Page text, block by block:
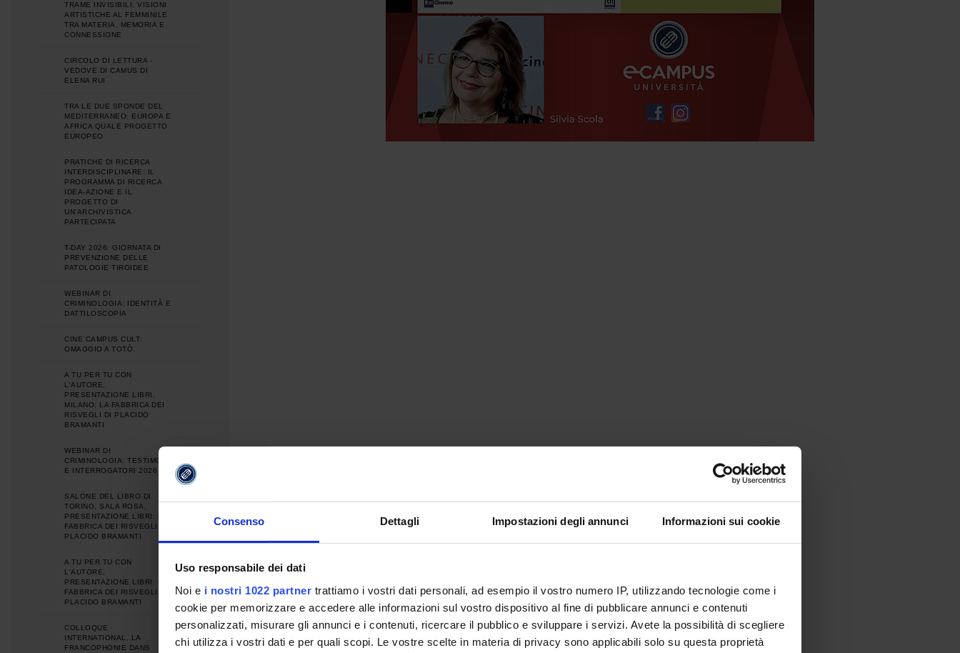
Consenso Dettagli Impostazioni degli annunci Informazioni sui cookie
Uso responsabile dei dati
Noi e i nostri 1022 partner trattiamo i vostri dati personali, ad esempio il vostro numero IP, utilizzando tecnologie come i
cookie per memorizzare e accedere alle informazioni sul vostro dispositivo al fine di pubblicare annunci e contenuti
personalizzati, misurare gli annunci e i contenuti, ricercare il pubblico e sviluppare i servizi. Avete la possibilità di scegliere
chi utilizza i vostri dati e per quali scopi. Le vostre scelte in materia di privacy sono applicabili solo su questa proprietà
TRAME INVISIBILI: VISIONI
ARTISTICHE AL FEMMINILE
TRA MATERIA, MEMORIA E
CONNESSIONE
CIRCOLO DI LETTURA -
VEDOVE DI CAMUS DI
ELENA RUI
TRA LE DUE SPONDE DEL
MEDITERRANEO: EUROPA E
AFRICA QUALE PROGETTO
EUROPEO
PRATICHE DI RICERCA
INTERDISCIPLINARE: IL
PROGRAMMA DI RICERCA
IDEA-AZIONE E IL
PROGETTO DI
UN'ARCHIVISTICA
PARTECIPATA
T-DAY 2026: GIORNATA DI
PREVENZIONE DELLE
PATOLOGIE TIROIDEE
WEBINAR DI
CRIMINOLOGIA: IDENTITÀ E
DATTILOSCOPIA
CINE CAMPUS CULT:
OMAGGIO A TOTÒ
A TU PER TU CON
L'AUTORE,
PRESENTAZIONE LIBRI,
MILANO: LA FABBRICA DEI
RISVEGLI DI PLACIDO
BRAMANTI
WEBINAR DI
CRIMINOLOGIA: TESTIMONI
E INTERROGATORI 2026
SALONE DEL LIBRO DI
TORINO, SALA ROSA,
PRESENTAZIONE LIBRI: LA
FABBRICA DEI RISVEGLI DI
PLACIDO BRAMANTI
A TU PER TU CON
L'AUTORE,
PRESENTAZIONE LIBRI: LA
FABBRICA DEI RISVEGLI DI
PLACIDO BRAMANTI
COLLOQUE
INTERNATIONAL, LA
FRANCOPHONIE DANS